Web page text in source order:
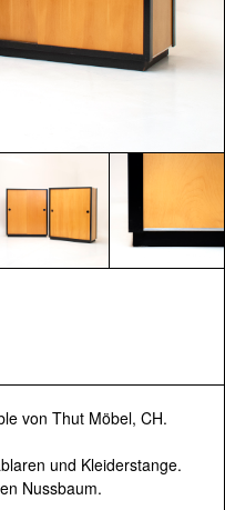
von Thut Möbel, CH.
und Kleiderstange.
Nussbaum.